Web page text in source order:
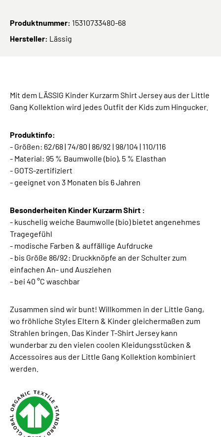
Produktnummer: 15310733480-68
Hersteller: Lässig
Mit dem LÄSSIG Kinder Kurzarm Shirt Jersey aus der Little
Gang Kollektion wird jedes Outfit der Kids zum Hingucker.
Produktinfo:
- Größen: 62/68 | 74/80 | 86/92 | 98/104 | 110/116
- Material: 95 % Baumwolle (bio), 5 % Elasthan
- GOTS-zertifiziert
- geeignet von 3 Monaten bis 6 Jahren
Besonderheiten Kinder Kurzarm Shirt :
- kuschelig weiche Baumwolle (bio) bietet angenehmes
Tragegefühl
- modische Farben & auffällige Aufdrucke
- bis Größe 86/92: Druckknöpfe an der Schulter zum
einfachen An- und Ausziehen
- bei 40 °C waschbar
Zusammen sind wir bunt! Willkommen in der Little Gang,
wo fröhliche Styles Eltern & Kinder gleichermaßen zum
Strahlen bringen. Das Kinder T-Shirt Jersey kann
wunderbar zu den vielen coolen Kleidungsstücken &
Accessoires aus der Little Gang Kollektion kombiniert
werden.